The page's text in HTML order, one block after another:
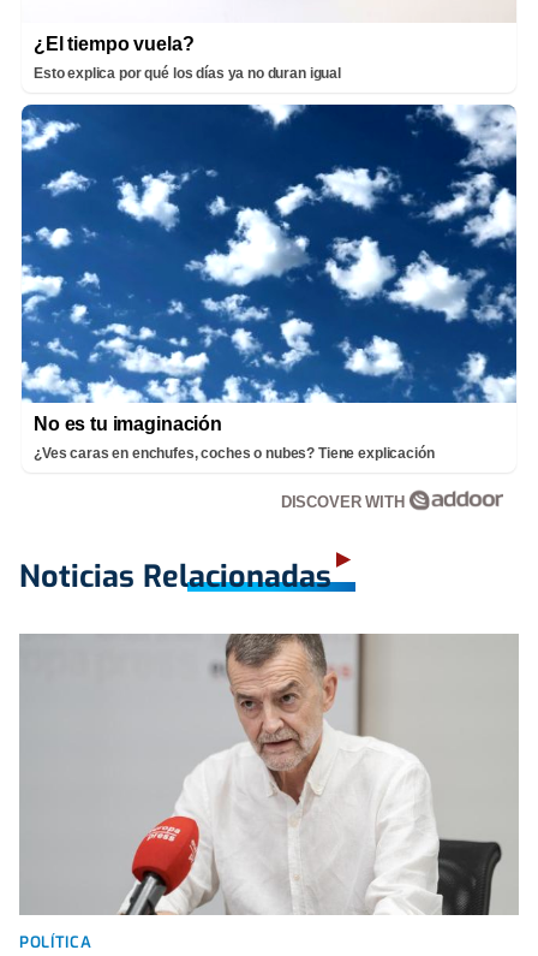
¿El tiempo vuela?
Esto explica por qué los días ya no duran igual
No es tu imaginación
¿Ves caras en enchufes, coches o nubes? Tiene explicación
DISCOVER WITH
Noticias Relacionadas
POLÍTICA